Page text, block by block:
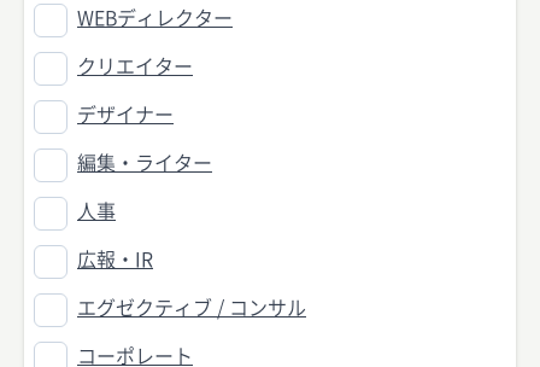
WEBディレクター
クリエイター
デザイナー
編集・ライター
人事
広報・IR
エグゼクティブ / コンサル
コーポレート